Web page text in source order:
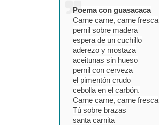
Poema con guasacaca
Carne carne, carne fresca
pernil sobre madera
espera de un cuchillo
aderezo y mostaza
aceitunas sin hueso
pernil con cerveza
el pimentón crudo
cebolla en el carbón.
Carne carne, carne fresca
Tú sobre brazas
santa carnita